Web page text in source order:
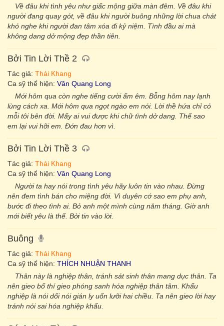
Về đâu khi tình yêu như giấc mộng giữa màn đêm. Về đâu khi
người đang quay gót, về đâu khi người buông những lời chua chát
khó nghe khi người đan tâm xóa đi kỷ niệm. Tình đầu ai mà
không dang dở mộng đẹp thần tiên.
Bởi Tin Lời Thề 2
Tác giả: Thái Khang
Ca sỹ thể hiện: Vân Quang Long
Mới hôm qua còn nghe tiếng cười ấm êm. Bỗng hôm nay lạnh
lùng cách xa. Mới hôm qua ngọt ngào em nói. Lời thề hứa chỉ có
mỗi tôi bên đời. Mấy ai vui được khi chữ tình dở dang. Thế sao
em lại vui hỡi em. Đớn đau hơn vì.
Bởi Tin Lời Thề 3
Tác giả: Thái Khang
Ca sỹ thể hiện: Vân Quang Long
Người ta hay nói trong tình yêu hãy luôn tin vào nhau. Đừng
nên đem tình bán cho miệng đời. Vì duyên cớ sao em phụ anh,
bước đi theo tình ai. Bỏ anh một mình cùng năm tháng. Giờ anh
mới biết yêu là thế. Bởi tin vào lời.
Buông
Tác giả: Thái Khang
Ca sỹ thể hiện: THÍCH NHUẬN THANH
Thân này là nghiệp thân, tránh sát sinh thân mang dục thân. Ta
nên gieo bố thí gieo phóng sanh hóa nghiệp thân tâm. Khẩu
nghiệp là nói dối nói gián ly uốn lưỡi hai chiều. Ta nên gieo lời hay
tránh nói sai hóa nghiệp khẩu.